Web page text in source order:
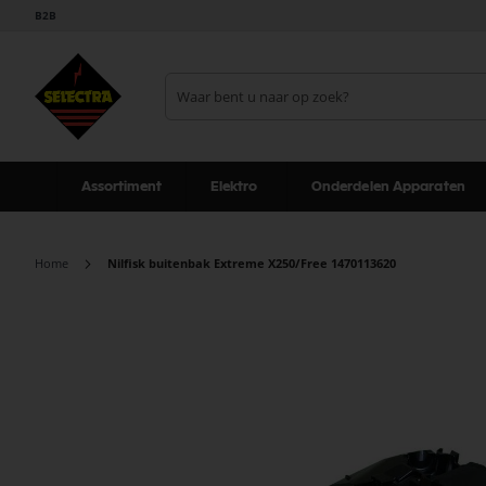
B2B
Assortiment Elektro Onderdelen Apparaten
Home Nilfisk buitenbak Extreme X250/Free 1470113620